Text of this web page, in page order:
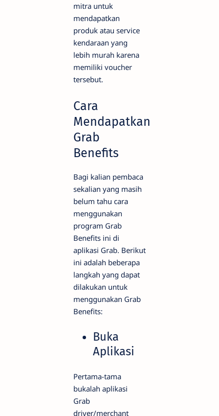
mitra untuk
mendapatkan
produk atau service
kendaraan yang
lebih murah karena
memiliki voucher
tersebut.
Cara
Mendapatkan
Grab
Benefits
Bagi kalian pembaca
sekalian yang masih
belum tahu cara
menggunakan
program Grab
Benefits ini di
aplikasi Grab. Berikut
ini adalah beberapa
langkah yang dapat
dilakukan untuk
menggunakan Grab
Benefits:
Buka
Aplikasi
Pertama-tama
bukalah aplikasi
Grab
driver/merchant